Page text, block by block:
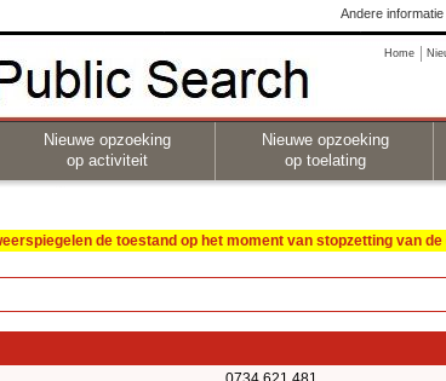
Andere
Home
Nieuwe opzoeking
op activiteit
Nieuwe opzoeking
op toelating
de toestand op het moment van stopzetting van